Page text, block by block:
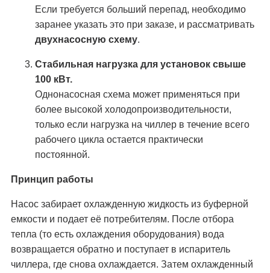
Если требуется больший перепад, необходимо
заранее указать это при заказе, и рассматривать
двухнасосную схему.
Стабильная нагрузка для установок свыше
100 кВт.
Однонасосная схема может применяться при
более высокой холодопроизводительности,
только если нагрузка на чиллер в течение всего
рабочего цикла остается практически
постоянной.
Принцип работы
Насос забирает охлажденную жидкость из буферной
емкости и подает её потребителям. После отбора
тепла (то есть охлаждения оборудования) вода
возвращается обратно и поступает в испаритель
чиллера, где снова охлаждается. Затем охлажденный